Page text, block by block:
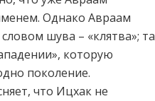
Однако Авраам
шува – «клятва»; та
которую
поколение.
что Ицхак не